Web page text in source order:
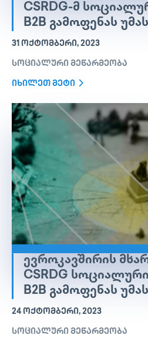
CSRDG-Მ
B2B ᲒᲐᲛᲝᲤᲔᲜᲐᲡ
31 ᲝᲥᲢᲝᲛᲑᲔᲠᲘ, 2023
სოციალური მეწარმეობა
იხილეთ მეტი
ᲔᲕᲠᲝᲙᲐᲕᲨᲘᲠᲘᲡ
CSRDG
B2B ᲒᲐᲛᲝᲤᲔᲜᲐᲡ
24 ᲝᲥᲢᲝᲛᲑᲔᲠᲘ, 2023
სოციალური მეწარმეობა